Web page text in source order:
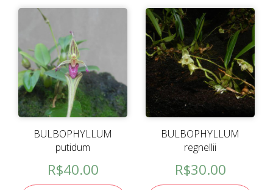
BULBOPHYLLUM
putidum
R$40.00
BULBOPHYLLUM
regnellii
R$30.00